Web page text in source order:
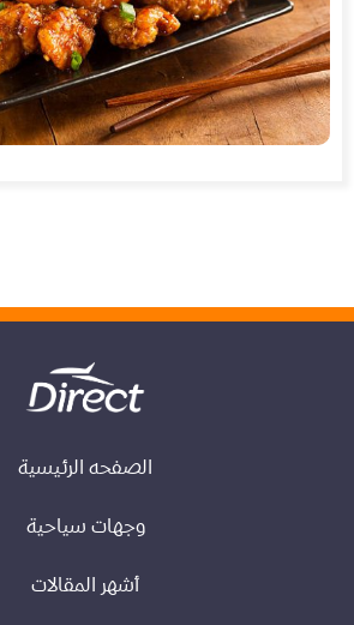
الصفحه الرئيسية
وجهات سياحية
أشهر المقالات